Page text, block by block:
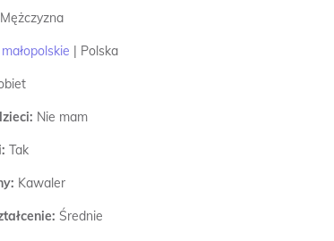
Mężczyzna
małopolskie | Polska
Nie mam
Tak
Kawaler
Średnie